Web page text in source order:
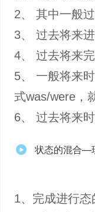
2、 其中一般
3、 过去将来
4、 过去将来
5、 一般将来
式was/were，
6、 过去将来
状态的混合—
1、完成进行